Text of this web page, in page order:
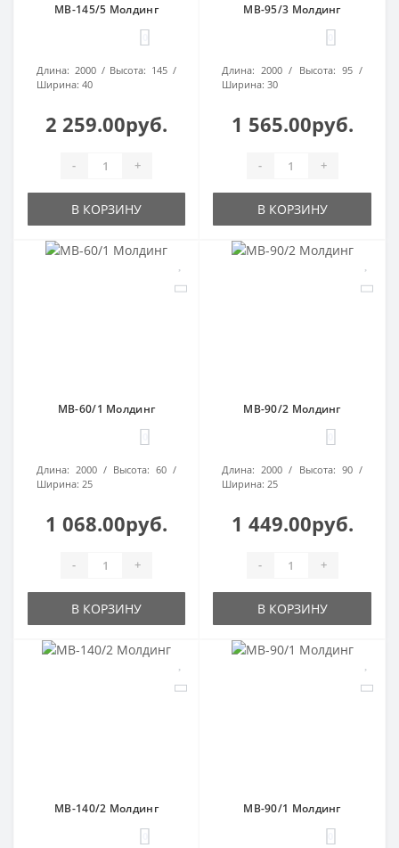
МВ-145/5 Молдинг
Длина: 2000 Высота: 145
Ширина: 40
2 259.00руб.
- +
В КОРЗИНУ
МВ-95/3 Молдинг
Длина: 2000 Высота: 95
Ширина: 30
1 565.00руб.
- +
В КОРЗИНУ
МВ-60/1 Молдинг
Длина: 2000 Высота: 60
Ширина: 25
1 068.00руб.
- +
В КОРЗИНУ
МВ-90/2 Молдинг
Длина: 2000 Высота: 90
Ширина: 25
1 449.00руб.
- +
В КОРЗИНУ
МВ-140/2 Молдинг МВ-90/1 Молдинг